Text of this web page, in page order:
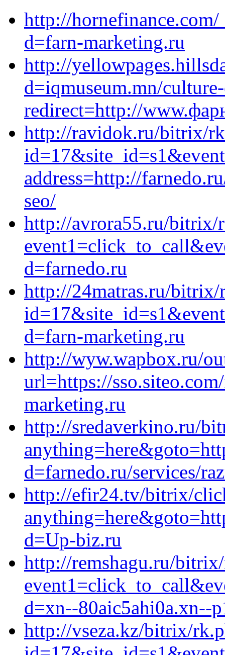
http://hornefinance.com/
d=farn-marketing.ru
http://
d=iqmuseum.mn/
redirect=http://
http://ravidok.ru/bitrix/
address=http://
seo/
http://avrora55.ru/bitrix/
d=farnedo.ru
http://24matras.ru/bitrix/
d=farn-marketing.ru
http://wyw.wapbox.ru/
url=https://
marketing.ru
http://sredaverkino.ru/
d=farnedo.ru/services/
http://efir24.tv/bitrix/
d=Up-biz.ru
http://remshagu.ru/
d=xn--80aic5ahi0a.xn--
http://vseza.kz/bitrix/